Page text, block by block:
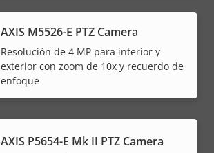
AXIS M5526-E PTZ Camera
Resolución de 4 MP para interior y
exterior con zoom de 10x y recuerdo de
enfoque
AXIS P5654-E Mk II PTZ Camera